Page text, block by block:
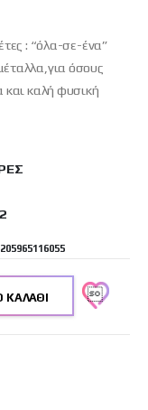
: “όλα-σε-ένα”
όσους
και καλή φυσική